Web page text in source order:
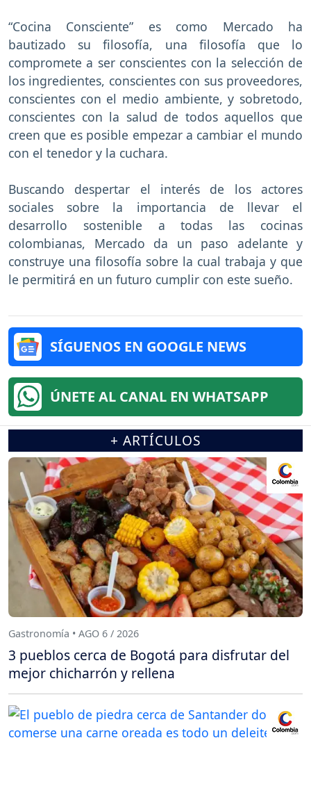
“Cocina Consciente” es como Mercado ha
bautizado su filosofía, una filosofía que lo
compromete a ser conscientes con la selección de
los ingredientes, conscientes con sus proveedores,
conscientes con el medio ambiente, y sobretodo,
conscientes con la salud de todos aquellos que
creen que es posible empezar a cambiar el mundo
con el tenedor y la cuchara.
Buscando despertar el interés de los actores
sociales sobre la importancia de llevar el
desarrollo sostenible a todas las cocinas
colombianas, Mercado da un paso adelante y
construye una filosofía sobre la cual trabaja y que
le permitirá en un futuro cumplir con este sueño.
SÍGUENOS EN GOOGLE NEWS
ÚNETE AL CANAL EN WHATSAPP
+ ARTÍCULOS
Gastronomía • AGO 6 / 2026
3 pueblos cerca de Bogotá para disfrutar del
mejor chicharrón y rellena